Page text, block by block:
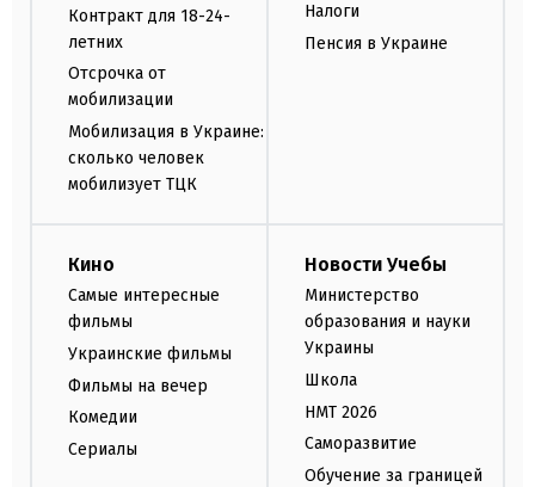
Контракт для 18-24-
летних
Отсрочка от
мобилизации
Мобилизация в Украине:
сколько человек
мобилизует ТЦК
Налоги
Пенсия в Украине
Кино
Самые интересные
фильмы
Украинские фильмы
Фильмы на вечер
Комедии
Сериалы
Новости Учебы
Министерство
образования и науки
Украины
Школа
НМТ 2026
Саморазвитие
Обучение за границей